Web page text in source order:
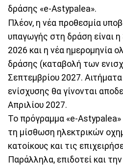
δράσης «e-Astypalea».
Πλέον, η νέα προθεσμία
υπαγωγής στη δράση είναι
2026 και η νέα ημερομηνία
δράσης (καταβολή των
Σεπτεμβρίου 2027.
ενίσχυσης θα γίνονται
Απριλίου 2027.
Το πρόγραμμα «e-Astypalea»
τη μίσθωση ηλεκτρικών
κατοίκους και τις
Παράλληλα, επιδοτεί και